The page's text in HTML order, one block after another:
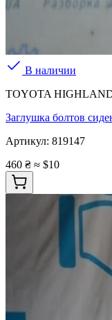
В наличии
TOYOTA
Заглушка болтов
Артикул: 819147
460 ₴ ≈ $10